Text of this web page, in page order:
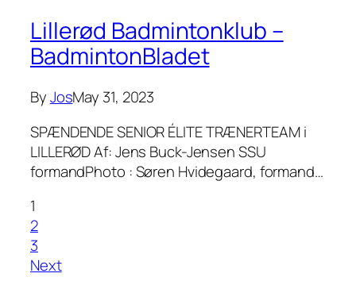
Lillerød Badmintonklub –
BadmintonBladet
ByJosMay 31, 2023
SPÆNDENDE SENIOR ÉLITE TRÆNERTEAM i
LILLERØD Af: Jens Buck-Jensen SSU
formandPhoto : Søren Hvidegaard, formand…
1
2
3
Next